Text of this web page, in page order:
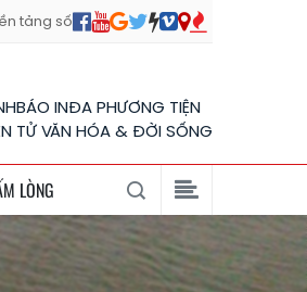
tảng số
BÁO INĐA PHƯƠNG TIỆN
TỬ VĂN HÓA & ĐỜI SỐNG
LÒNG